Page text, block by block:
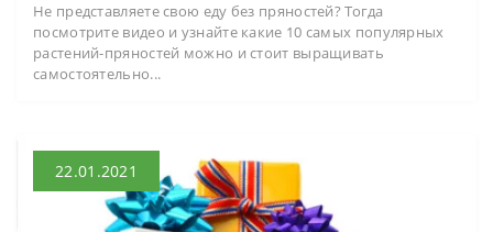
Не представляете свою еду без пряностей? Тогда
посмотрите видео и узнайте какие 10 самых популярных
растений-пряностей можно и стоит выращивать
самостоятельно...
22.01.2021